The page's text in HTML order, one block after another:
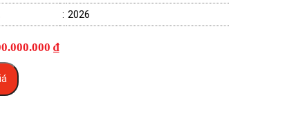
: 2026
₫